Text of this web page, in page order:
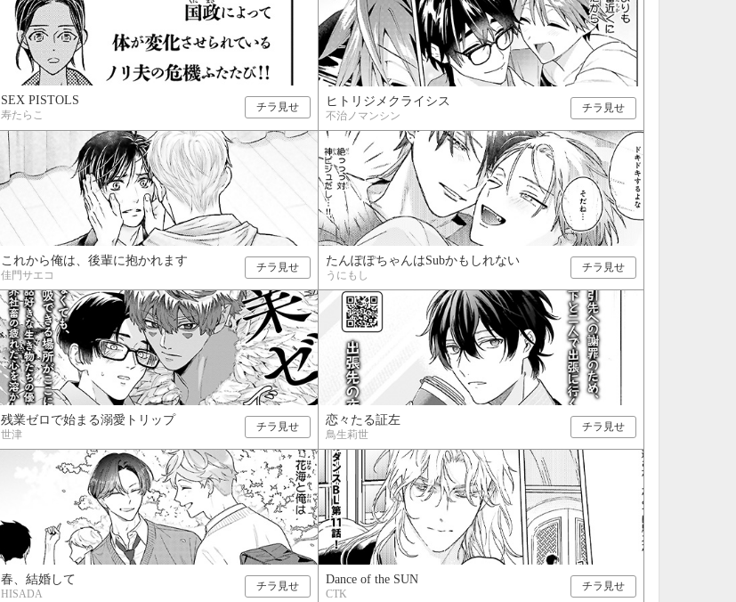
SEX PISTOLS
寿たらこ
チラ見せ ヒトリジメクライシス
不治ノマンシン
チラ見せ
これから俺は、後輩に抱かれます
佳門サエコ
チラ見せ たんぽぽちゃんはSubかもしれない
うにもし
チラ見せ
残業ゼロで始まる溺愛トリップ
世津
チラ見せ 恋々たる証左
鳥生莉世
チラ見せ
春、結婚して
HISADA
チラ見せ Dance of the SUN
CTK
チラ見せ